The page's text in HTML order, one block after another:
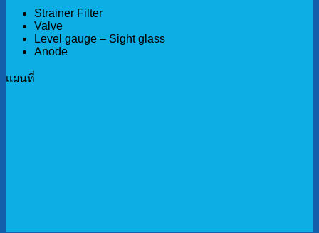
Strainer Filter
Valve
Level gauge – Sight glass
Anode
เเผนที่